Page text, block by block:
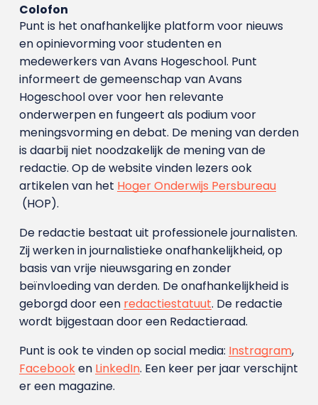
Colofon
Punt is het onafhankelijke platform voor nieuws
en opinievorming voor studenten en
medewerkers van Avans Hoge­school. Punt
informeert de gemeenschap van Avans
Hogeschool over voor hen relevante
onderwerpen en fungeert als podium voor
meningsvorming en debat. De mening van derden
is daarbij niet noodzakelijk de mening van de
redactie. Op de website vinden lezers ook
artikelen van het Hoger Onderwijs Persbureau
(HOP).
De redactie bestaat uit professionele journalisten.
Zij werken in journalistieke onafhankelijkheid, op
basis van vrije nieuwsgaring en zonder
beïnvloeding van derden. De onafhankelijkheid is
geborgd door een redactiestatuut. De redactie
wordt bijgestaan door een Redactieraad.
Punt is ook te vinden op social media: Instragram,
Facebooken LinkedIn. Een keer per jaar verschijnt
er een magazine.